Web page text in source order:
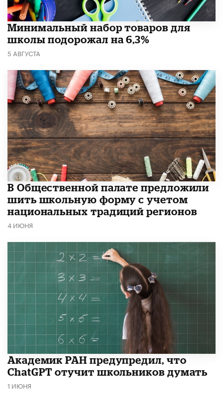
Минимальный набор товаров для
школы подорожал на 6,3%
5 АВГУСТА
В Общественной палате предложили
шить школьную форму с учетом
национальных традиций регионов
4 ИЮНЯ
Академик РАН предупредил, что
ChatGPT отучит школьников думать
1 ИЮНЯ